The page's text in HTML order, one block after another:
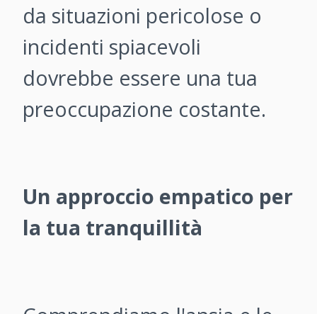
da situazioni pericolose o
incidenti spiacevoli
dovrebbe essere una tua
preoccupazione costante.
Un approccio empatico per
la tua tranquillità